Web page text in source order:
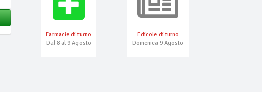
Farmacie di turno
Dal 8 al 9 Agosto
Edicole di turno
Domenica 9 Agosto